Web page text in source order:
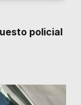
policial